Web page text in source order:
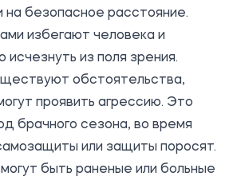
на безопасное расстояние.
избегают человека и
из поля зрения.
обстоятельства,
проявить агрессию. Это
брачного сезона, во время
или защиты поросят.
быть раненые или больные